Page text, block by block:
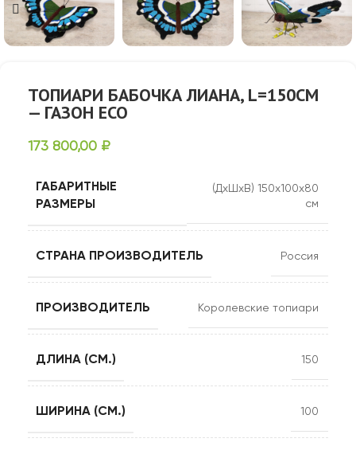
ТОПИАРИ БАБОЧКА ЛИАНА, L=150СМ
— ГАЗОН ЕСО
173 800,00 ₽
ГАБАРИТНЫЕ
РАЗМЕРЫ
(ДхШхВ) 150х100х80
см
СТРАНА ПРОИЗВОДИТЕЛЬ Россия
ПРОИЗВОДИТЕЛЬ Королевские топиари
ДЛИНА (СМ.) 150
ШИРИНА (СМ.) 100